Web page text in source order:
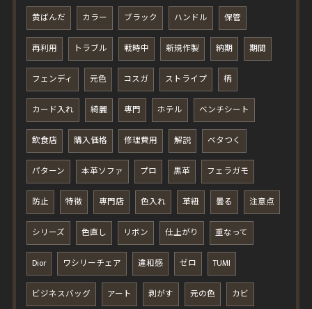
黄ばんだ カラー ブラック ハンドル 保管
再利用 トラブル 戦時中 新規作製 納期 期間
フェンディ 元色 コスガ ストライプ 柄
カード入れ 綺麗 専門 ホテル ベンチシート
飲食店 購入価格 修理費用 解説 ベタつく
パターン 本革ソファ プロ 黒革 フェラガモ
防止 特徴 専門店 色入れ 革紐 曇る 注意点
シリーズ 色直し リボン 仕上がり 重なって
Dior ワシリーチェア 違和感 ゼロ TUMI
ビジネスバッグ アート 剥がす 元の色 カビ